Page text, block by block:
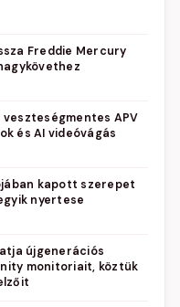
Freddie Mercury
veszteségmentes APV
és AI videóvágás
kapott szerepet
nyertese
újgenerációs
monitoriait, köztük